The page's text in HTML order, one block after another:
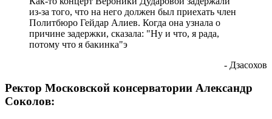
из-за того, что на него должен был приехать член
Политбюро Гейдар Алиев. Когда она узнала о
причине задержки, сказала: "Ну и что, я рада,
потому что я бакинка"э
- Дзасохов
Ректор Московской консерватории Александр
Соколов: